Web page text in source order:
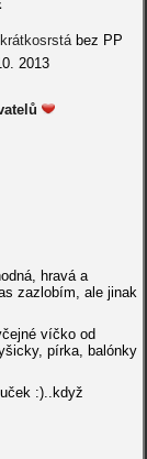
bez PP
2013
hravá a
zazlobím, ale jinak
víčko od
pírka, balónky
:)..když